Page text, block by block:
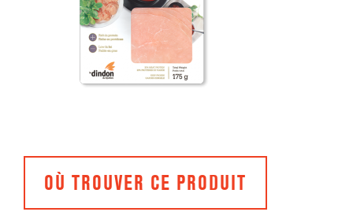
OÙ TROUVER CE PRODUIT